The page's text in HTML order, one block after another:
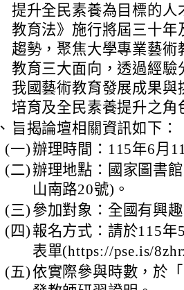
提升全民素養為目標的
教育法》施行將屆三十
趨勢，聚焦大學專業藝
教育三大面向，透過經
我國藝術教育發展成果
培育及全民素養提升之角
旨揭論壇相關資訊如下：
(一)辦理時間：115年6月
(二)辦理地點：國家圖書
山南路20號)。
(三) 參加對象：全國有興
(四) 報名方式：請於115年
表單(https://pse.is/
(五)依實際參與時數，於